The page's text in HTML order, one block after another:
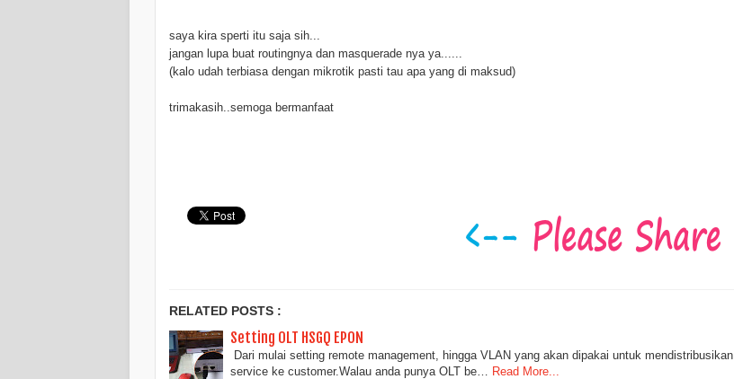
saya kira sperti itu saja sih...
jangan lupa buat routingnya dan masquerade nya ya......
(kalo udah terbiasa dengan mikrotik pasti tau apa yang di maksud)
trimakasih..semoga bermanfaat
RELATED POSTS :
Setting OLT HSGQ EPON
Dari mulai setting remote management, hingga VLAN yang akan dipakai untuk mendistribusikan
service ke customer.Walau anda punya OLT be… Read More...